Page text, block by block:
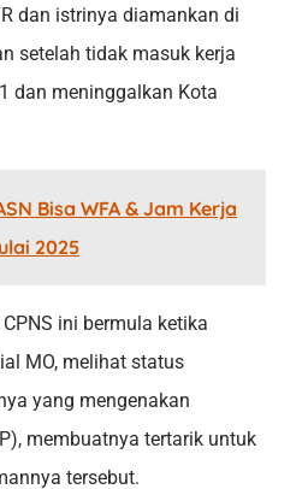
dan istrinya diamankan di
setelah tidak masuk kerja
dan meninggalkan Kota
Bisa WFA & Jam Kerja
2025
ini bermula ketika
MO, melihat status
yang mengenakan
membuatnya tertarik untuk
tersebut.